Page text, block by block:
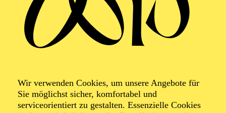
Wir verwenden Cookies, um unsere Angebote für
Sie möglichst sicher, komfortabel und
serviceorientiert zu gestalten. Essenzielle Cookies